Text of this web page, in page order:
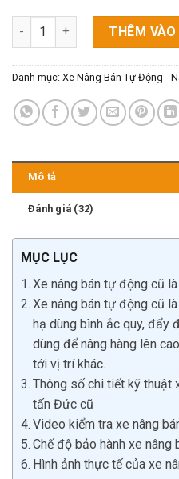
Xe Nâng Bán Tự Động Cũ
THÊM VÀO
Danh mục: Xe Nâng Bán Tự Động -
Mô tả
Đánh giá (32)
MỤC LỤC
Xe nâng bán tự động cũ
Xe nâng bán tự động cũ
hạ dùng bình ắc quy, đẩy
dùng để nâng hàng lên
tới vị trí khác.
Thông số chi tiết kỹ thuật
tấn Đức cũ
Video kiểm tra xe nâng
Chế độ bảo hành xe
Hình ảnh thực tế của xe